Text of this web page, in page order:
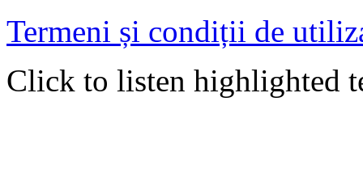
Termeni și condiții de
Click to listen highlighted